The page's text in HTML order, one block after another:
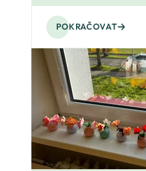
POKRAČOVAT